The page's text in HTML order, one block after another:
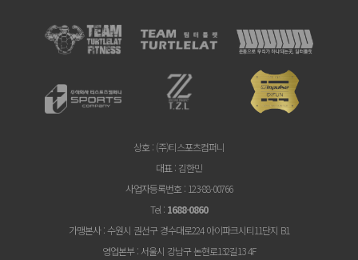
상호 : (주)티스포츠컴퍼니
대표 : 김한민
사업자등록번호 : 123-88-00766
Tel : 1688-0860
가맹본사: 수원시 권선구 경수대로224 아이파크시티11단지 B1
영업본부: 서울시 강남구 논현로132길13 4F